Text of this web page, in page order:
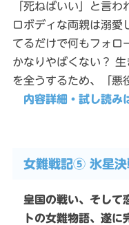
「死ねばいい」と言
ロボディな両親は溺愛
てるだけで何もフォロ
かなりやばくない？
を全うするため、「悪
内容詳細・試し読み
女難戦記⑤ 氷星決
皇国の戦い、そし
トの女難物語、遂に